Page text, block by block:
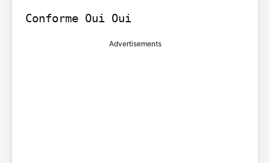
Conforme Oui Oui
Advertisements